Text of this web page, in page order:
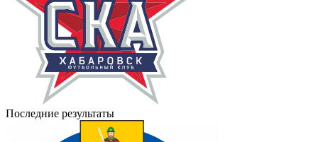
Последние результаты